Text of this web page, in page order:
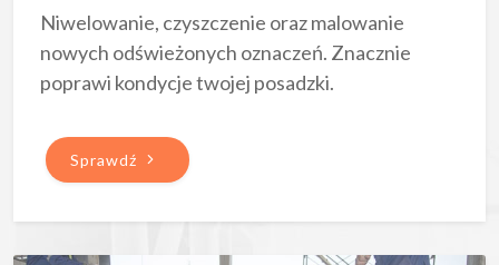
Niwelowanie, czyszczenie oraz malowanie
nowych odświeżonych oznaczeń. Znacznie
poprawi kondycje twojej posadzki.
Sprawdź